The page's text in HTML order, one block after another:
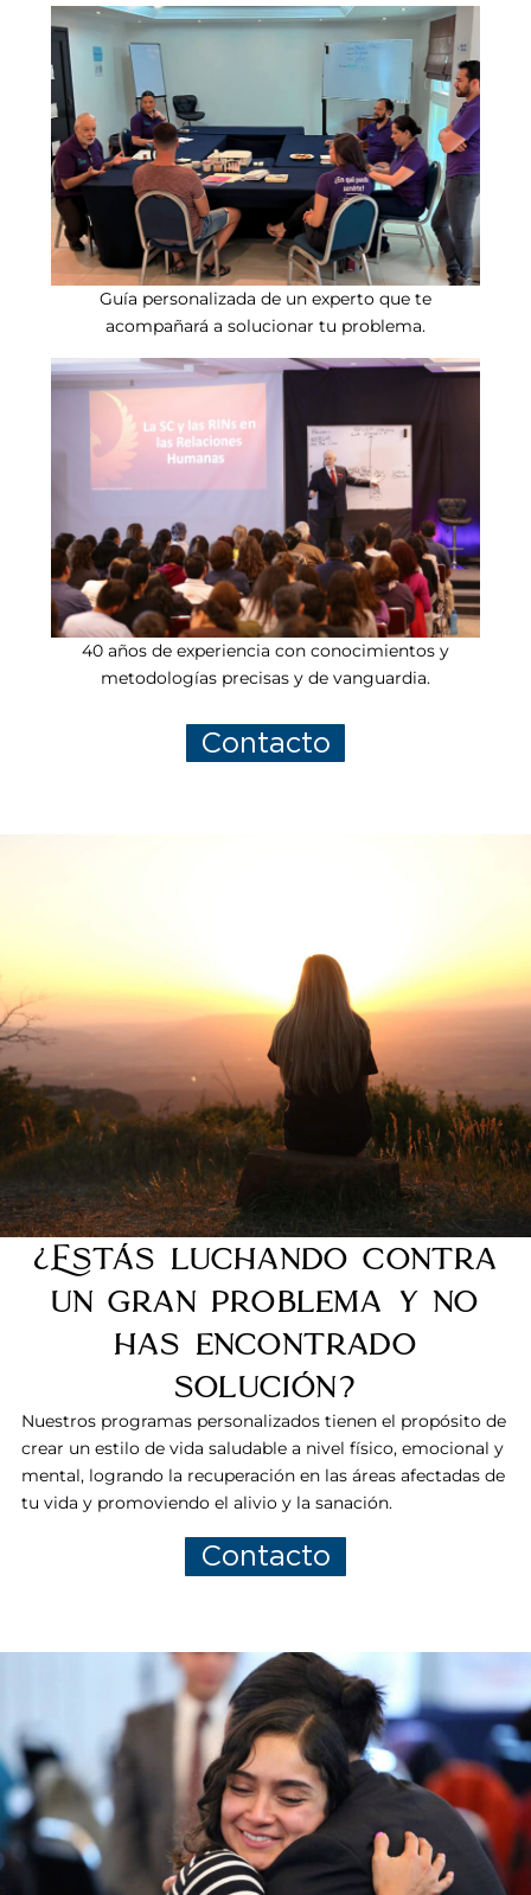
Guía personalizada de un experto que te
acompañará a solucionar tu problema.
40 años de experiencia con conocimientos y
metodologías precisas y de vanguardia.
Contacto
¿Estás luchando contra
un gran problema y no
has encontrado
solución?
Nuestros programas personalizados tienen el propósito de
crear un estilo de vida saludable a nivel físico, emocional y
mental, logrando la recuperación en las áreas afectadas de
tu vida y promoviendo el alivio y la sanación.
Contacto